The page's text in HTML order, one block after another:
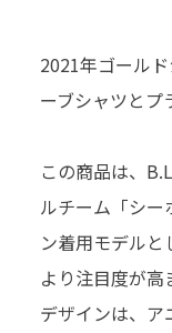
2021年ゴール
ーブシャツとプ
この商品は、
ルチーム「シ
ン着用モデルと
より注⽬度が⾼
デザインは、